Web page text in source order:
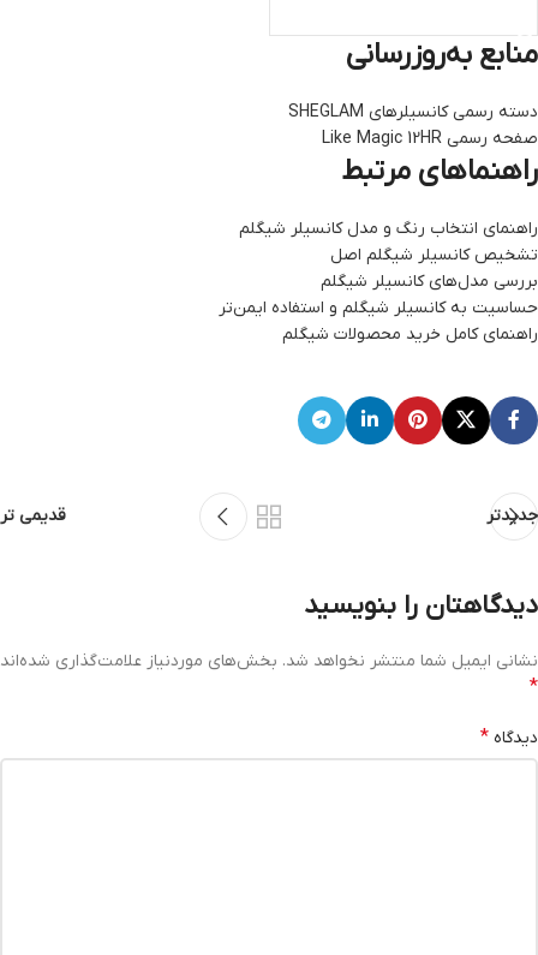
منابع به‌روزرسانی
دسته رسمی کانسیلرهای SHEGLAM
صفحه رسمی Like Magic 12HR
راهنماهای مرتبط
راهنمای انتخاب رنگ و مدل کانسیلر شیگلم
تشخیص کانسیلر شیگلم اصل
بررسی مدل‌های کانسیلر شیگلم
حساسیت به کانسیلر شیگلم و استفاده ایمن‌تر
راهنمای کامل خرید محصولات شیگلم
جدیدتر قدیمی تر
دیدگاهتان را بنویسید
نشانی ایمیل شما منتشر نخواهد شد. بخش‌های موردنیاز علامت‌گذاری شده‌اند
*
دیدگاه *